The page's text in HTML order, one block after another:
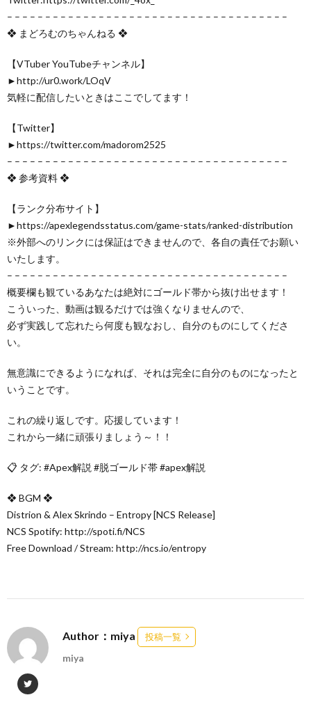
– – – – – – – – – – – – – – – – – – – – – – – – – – – – – – – – – – – – –
❖ まどろむのちゃんねる ❖
【VTuber YouTubeチャンネル】
►http://ur0.work/LOqV​
気軽に配信したいときはここでしてます！
【Twitter】
►https://twitter.com/madorom2525
– – – – – – – – – – – – – – – – – – – – – – – – – – – – – – – – – – – – –
❖ 参考資料 ❖
【ランク分布サイト】
►https://apexlegendsstatus.com/game-stats/ranked-distribution
※外部へのリンクには保証はできませんので、各自の責任でお願い
いたします。
– – – – – – – – – – – – – – – – – – – – – – – – – – – – – – – – – – – – –
概要欄も観ているあなたは絶対にゴールド帯から抜け出せます！
こういった、動画は観るだけでは強くなりませんので、
必ず実践して忘れたら何度も観なおし、自分のものにしてくださ
い。
無意識にできるようになれば、それは完全に自分のものになったと
いうことです。
これの繰り返しです。応援しています！
これから一緒に頑張りましょう～！！
📋 タグ: #Apex解説 #脱ゴールド帯 #apex解説
❖ BGM ❖
Distrion & Alex Skrindo – Entropy [NCS Release]
NCS Spotify: http://spoti.fi/NCS
Free Download / Stream: http://ncs.io/entropy
Author：miya 投稿一覧
miya